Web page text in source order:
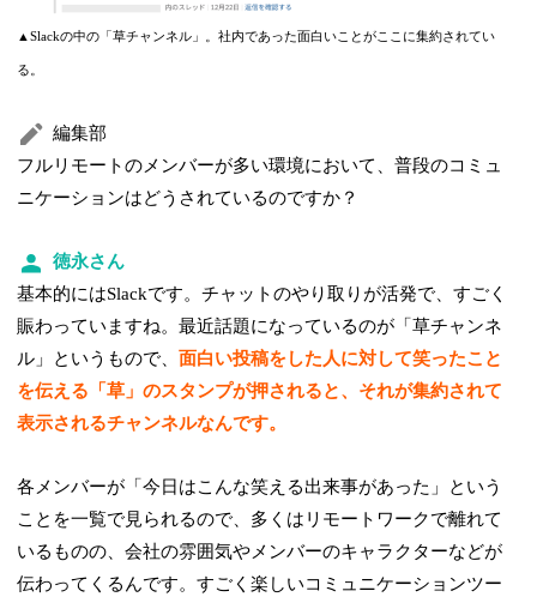
▲Slackの中の「草チャンネル」。社内であった面白いことがここに集約されてい
る。
編集部
フルリモートのメンバーが多い環境において、普段のコミュ
ニケーションはどうされているのですか？
徳永さん
基本的にはSlackです。チャットのやり取りが活発で、すごく
賑わっていますね。最近話題になっているのが「草チャンネ
ル」というもので、面白い投稿をした人に対して笑ったこと
を伝える「草」のスタンプが押されると、それが集約されて
表示されるチャンネルなんです。
各メンバーが「今日はこんな笑える出来事があった」という
ことを一覧で見られるので、多くはリモートワークで離れて
いるものの、会社の雰囲気やメンバーのキャラクターなどが
伝わってくるんです。すごく楽しいコミュニケーションツー